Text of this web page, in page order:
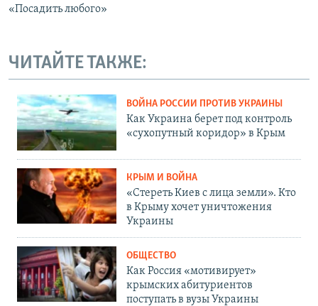
«Посадить любого»
ЧИТАЙТЕ ТАКЖЕ:
ВОЙНА РОССИИ ПРОТИВ УКРАИНЫ
Как Украина берет под контроль
«сухопутный коридор» в Крым
КРЫМ И ВОЙНА
«Стереть Киев с лица земли». Кто
в Крыму хочет уничтожения
Украины
ОБЩЕСТВО
Как Россия «мотивирует»
крымских абитуриентов
поступать в вузы Украины